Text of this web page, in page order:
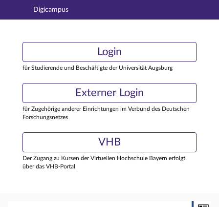
Hauptnavigation
Externer Login
Digicampus
Login
für Studierende und Beschäftigte der Universität Augsburg
Externer Login
für Zugehörige anderer Einrichtungen im Verbund des Deutschen
Forschungsnetzes
VHB
Der Zugang zu Kursen der Virtuellen Hochschule Bayern erfolgt
über das VHB-Portal